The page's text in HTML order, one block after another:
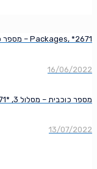
מספר כוכבית – Packages, *2671
16/06/2022
מספר כוכבית – מסלול 3, *2671
13/07/2022